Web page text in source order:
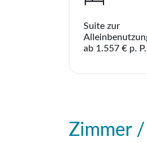
Suite zur
ab 1.557 € p. P.
Zimmer